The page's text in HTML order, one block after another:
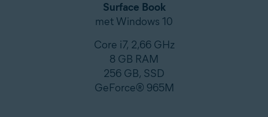
Surface Book
met Windows 10
Core i7, 2,66 GHz
8 GB RAM
256 GB, SSD
GeForce® 965M